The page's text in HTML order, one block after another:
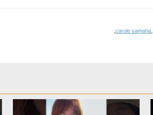
carole samaha,
,